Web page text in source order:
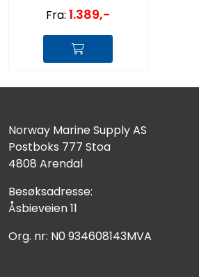
Fra: 1.389,-
Norway Marine Supply AS
Postboks 777 Stoa
4808 Arendal
Besøksadresse:
Åsbieveien 11
Org. nr: N0 934608143MVA